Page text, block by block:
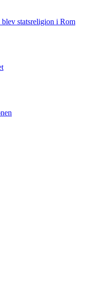
statsreligion i Rom